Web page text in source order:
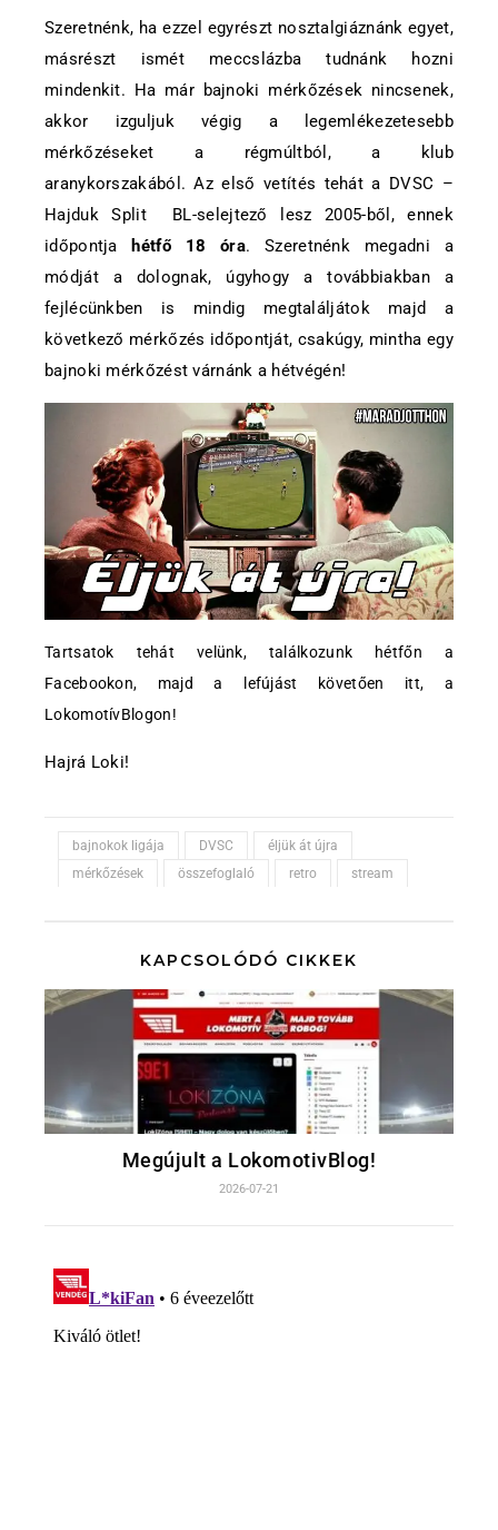
Szeretnénk, ha ezzel egyrészt nosztalgiáznánk egyet,
másrészt ismét meccslázba tudnánk hozni
mindenkit. Ha már bajnoki mérkőzések nincsenek,
akkor izguljuk végig a legemlékezetesebb
mérkőzéseket a régmúltból, a klub
aranykorszakából. Az első vetítés tehát a DVSC –
Hajduk Split BL-selejtező lesz 2005-ből, ennek
időpontja hétfő 18 óra. Szeretnénk megadni a
módját a dolognak, úgyhogy a továbbiakban a
fejlécünkben is mindig megtaláljátok majd a
következő mérkőzés időpontját, csakúgy, mintha egy
bajnoki mérkőzést várnánk a hétvégén!
Tartsatok tehát velünk, találkozunk hétfőn a
Facebookon, majd a lefújást követően itt, a
LokomotívBlogon!
Hajrá Loki!
bajnokok ligája DVSC
éljük át újra
mérkőzések
összefoglaló retro stream
KAPCSOLÓDÓ CIKKEK
Megújult a LokomotivBlog!
2026-07-21